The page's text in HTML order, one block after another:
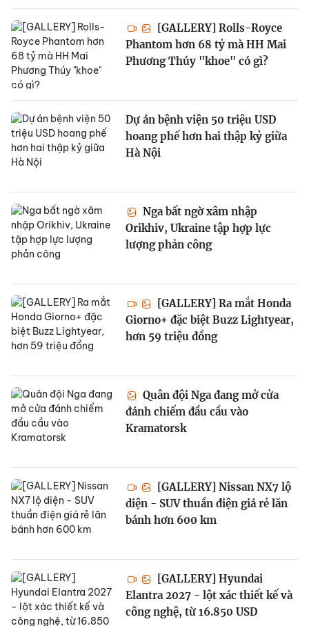
[GALLERY] Rolls-Royce
Phantom hơn 68 tỷ mà HH Mai
Phương Thúy "khoe" có gì?
Dự án bệnh viện 50 triệu USD
hoang phế hơn hai thập kỷ giữa
Hà Nội
Nga bất ngờ xâm nhập
Orikhiv, Ukraine tập hợp lực
lượng phản công
[GALLERY] Ra mắt Honda
Giorno+ đặc biệt Buzz Lightyear,
hơn 59 triệu đồng
Quân đội Nga đang mở cửa
đánh chiếm đầu cầu vào
Kramatorsk
[GALLERY] Nissan NX7 lộ
diện - SUV thuần điện giá rẻ lăn
bánh hơn 600 km
[GALLERY] Hyundai
Elantra 2027 - lột xác thiết kế và
công nghệ, từ 16.850 USD